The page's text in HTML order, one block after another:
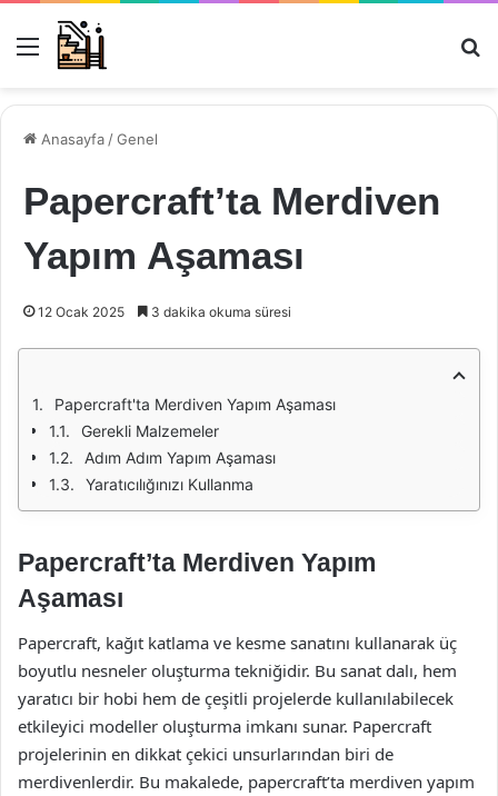
Menü
Anasayfa /Genel
Papercraft’ta Merdiven
Yapım Aşaması
12 Ocak 2025 3 dakika okuma süresi
Papercraft'ta Merdiven Yapım Aşaması
Gerekli Malzemeler
Adım Adım Yapım Aşaması
Yaratıcılığınızı Kullanma
Papercraft’ta Merdiven Yapım
Aşaması
Papercraft, kağıt katlama ve kesme sanatını kullanarak üç
boyutlu nesneler oluşturma tekniğidir. Bu sanat dalı, hem
yaratıcı bir hobi hem de çeşitli projelerde kullanılabilecek
etkileyici modeller oluşturma imkanı sunar. Papercraft
projelerinin en dikkat çekici unsurlarından biri de
merdivenlerdir. Bu makalede, papercraft’ta merdiven yapım